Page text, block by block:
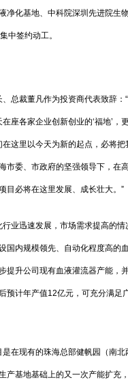
净化基地、中科院深圳先进院生
中签约动工。
总裁董凡作为投资商代表致辞：
在座各家企业创新创业的‘福地’，
在这里以今天为新的起点，必将
市委、市政府的坚强领导下，在
目必将在这里发展、成长壮大。”
业迅速发展，市场需求提高的情
国内规模领先、自动化程度高的
提升公司现有血液灌流器产能，
预计年产值12亿元，可充分满足
在现有的珠海总部健帆园（南北
产基地基础上的又一次产能扩充